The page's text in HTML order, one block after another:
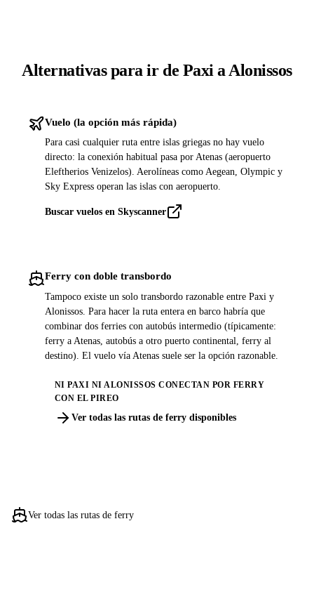
Alternativas para ir de Paxi a Alonissos
Vuelo (la opción más rápida)
Para casi cualquier ruta entre islas griegas no hay vuelo
directo: la conexión habitual pasa por Atenas (aeropuerto
Eleftherios Venizelos). Aerolíneas como Aegean, Olympic y
Sky Express operan las islas con aeropuerto.
Buscar vuelos en Skyscanner
Ferry con doble transbordo
Tampoco existe un solo transbordo razonable entre Paxi y
Alonissos. Para hacer la ruta entera en barco habría que
combinar dos ferries con autobús intermedio (típicamente:
ferry a Atenas, autobús a otro puerto continental, ferry al
destino). El vuelo vía Atenas suele ser la opción razonable.
NI PAXI NI ALONISSOS CONECTAN POR FERRY
CON EL PIREO
Ver todas las rutas de ferry disponibles
Ver todas las rutas de ferry